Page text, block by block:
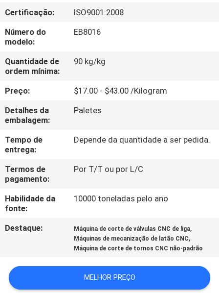
EXCURSÃO
DA
FÁBRICA
CONTROLE
DA
QUALIDADE
CONTACTE-
NOS
NOTÍCIA
UMAS
MAPA
Certificação:
ISO9001:2008
Número do
modelo:
EB8016
Quantidade de
ordem mínima:
90 kg/kg
Preço:
$17.00 - $43.00 /Kilogram
Detalhes da
embalagem:
Paletes
Tempo de
entrega:
Depende da quantidade a ser pedida.
Termos de
pagamento:
Por T/T ou por L/C
Habilidade da
fonte:
10000 toneladas pelo ano
Destaque: Máquina de corte de válvulas CNC de liga,
Máquinas de mecanização de latão CNC,
Máquina de corte de tornos CNC não-padrão
MELHOR PREÇO